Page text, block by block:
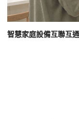
智慧家庭設備互聯互